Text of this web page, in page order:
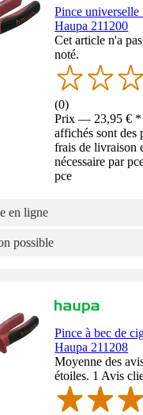
Pince universelle
Haupa 211200
Cet article n'a
noté.
(0)
Prix — 23,95 € *
affichés sont des
frais de livraison
nécessaire par
pce
en ligne
possible
Pince à bec de
Haupa 211208
Moyenne des
étoiles. 1 Avis